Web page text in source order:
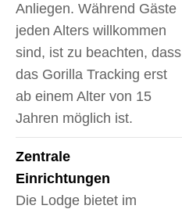
Anliegen. Während Gäste
jeden Alters willkommen
sind, ist zu beachten, dass
das Gorilla Tracking erst
ab einem Alter von 15
Jahren möglich ist.
Zentrale
Einrichtungen
Die Lodge bietet im